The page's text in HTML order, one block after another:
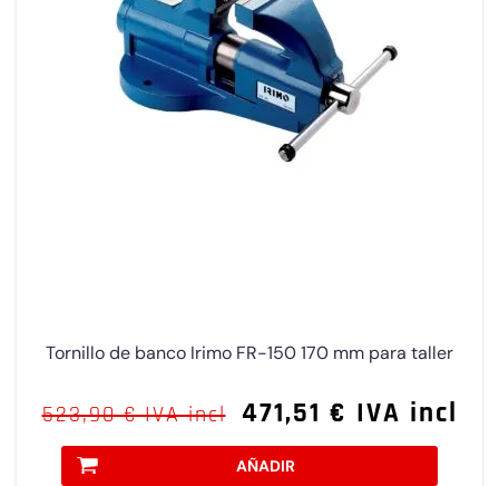
Tornillo de banco Irimo FR-150 170 mm para taller
523,90 € IVA incl 471,51 € IVA incl
AÑADIR